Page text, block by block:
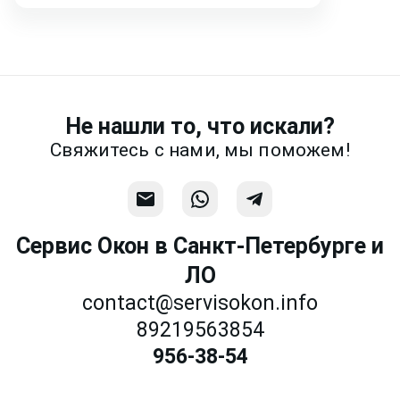
Связаться
Не нашли то, что искали?
Свяжитесь с нами, мы поможем!
Сервис Окон в Санкт-Петербурге и
ЛО
contact@servisokon.info
89219563854
956-38-54